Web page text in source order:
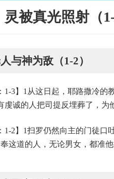
被真光照射（1-
与神为敌（1-2）
1-3】1从这日起，耶路撒冷
虔诚的人把司提反埋葬了，为
1-2】1扫罗仍然向主的门徒
这道的人，无论男女，都准他